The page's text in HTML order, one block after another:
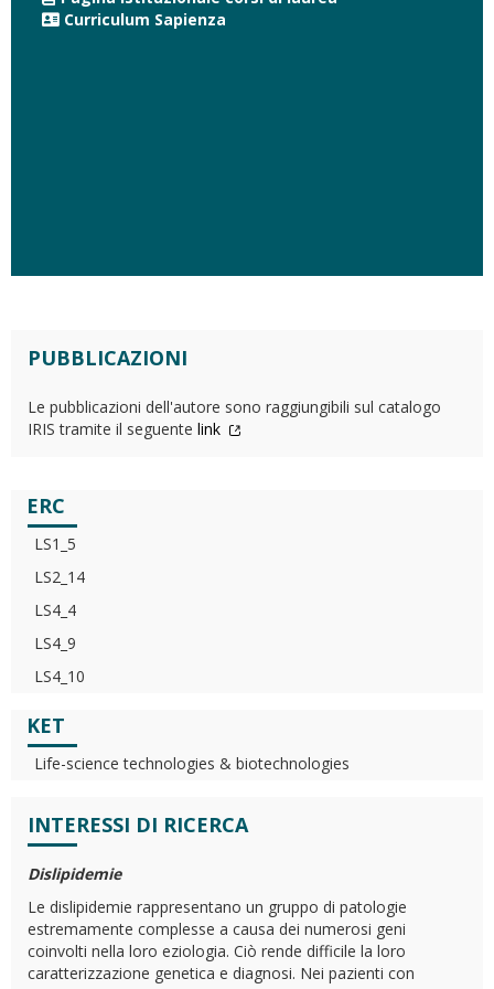
Curriculum Sapienza
PUBBLICAZIONI
Le pubblicazioni dell'autore sono raggiungibili sul catalogo
IRIS tramite il seguente link
ERC
LS1_5
LS2_14
LS4_4
LS4_9
LS4_10
KET
Life-science technologies & biotechnologies
INTERESSI DI RICERCA
Dislipidemie
Le dislipidemie rappresentano un gruppo di patologie
estremamente complesse a causa dei numerosi geni
coinvolti nella loro eziologia. Ciò rende difficile la loro
caratterizzazione genetica e diagnosi. Nei pazienti con